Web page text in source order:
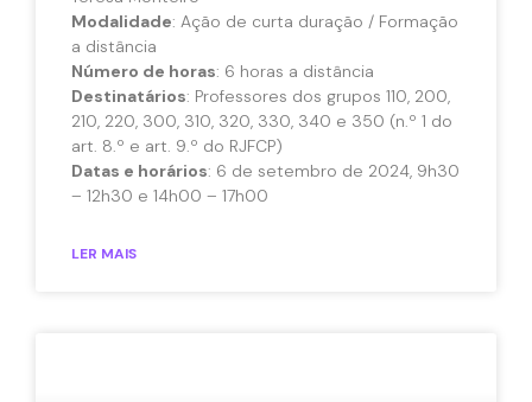
Modalidade: Ação de curta duração / Formação
a distância
Número de horas: 6 horas a distância
Destinatários: Professores dos grupos 110, 200,
210, 220, 300, 310, 320, 330, 340 e 350 (n.º 1 do
art. 8.º e art. 9.º do RJFCP)
Datas e horários: 6 de setembro de 2024, 9h30
– 12h30 e 14h00 – 17h00
LER MAIS